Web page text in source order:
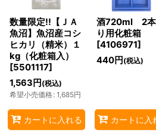
数量限定!!【ＪＡ
魚沼】魚沼産コシ
ヒカリ（精米）１
kg（化粧箱入）
[5501117]
1,563 円 (税込)
希望小売価格: 1,685円
カートに入れる
酒720ml 2本
り用化粧箱
[4106971]
440円 (税込)
カートに入